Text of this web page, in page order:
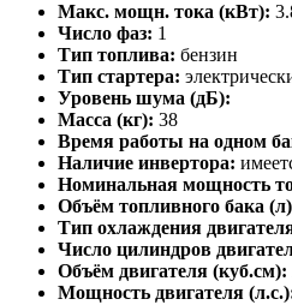
Макс. мощн. тока (кВт):
Число фаз: 1
Тип топлива: бензин
Тип стартера:
Уровень шума (дБ):
Масса (кг): 38
Время работы на одном
Наличие инвертора:
Номинальная мощность
Объём топливного бака
Тип охлаждения
Число цилиндров
Объём двигателя (куб.см):
Мощность двигателя